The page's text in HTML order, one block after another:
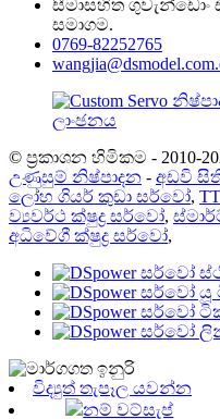
සීමාසහිත
සමාගම.
0769-82252765
© ප්‍රකාශන හිමිකම -
උණුසුම් නිෂ්පාදන - අඩවි
ලෝහ ගියර් කුඩා සර්වෝ,
ව්‍යවර්ථ ක්ෂුද්‍ර සර්වෝ,
අධිවේගී ක්ෂුද්‍ර සර්වෝ,
විද්‍යුත් තැපෑල යවන්න
නම් වට්සැප්